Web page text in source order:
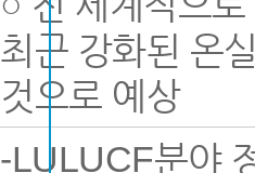
최근 강화된 온
것으로 예상
-LULUCF분야